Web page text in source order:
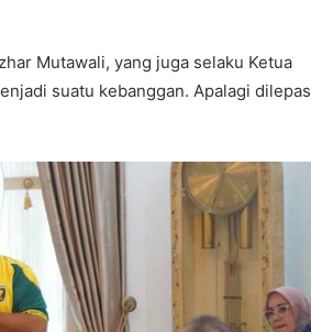
Mutawali, yang juga selaku Ketua
suatu kebanggan. Apalagi dilepas